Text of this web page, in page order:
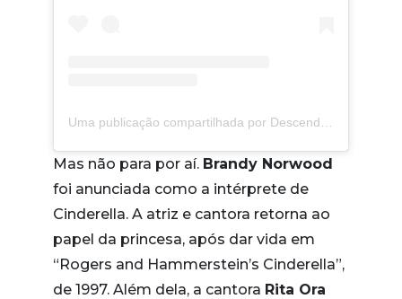
Mas não para por aí. Brandy Norwood
foi anunciada como a intérprete de
Cinderella. A atriz e cantora retorna ao
papel da princesa, após dar vida em
“Rogers and Hammerstein’s Cinderella”,
de 1997. Além dela, a cantora Rita Ora